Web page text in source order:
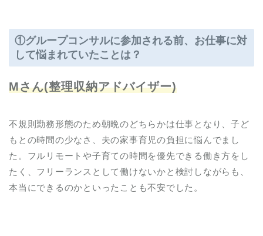
①グループコンサルに参加される前、お仕事に対
して悩まれていたことは？
Mさん(整理収納アドバイザー)
不規則勤務形態のため朝晩のどちらかは仕事となり、子ど
もとの時間の少なさ、夫の家事育児の負担に悩んでまし
た。フルリモートや子育ての時間を優先できる働き方をし
たく、フリーランスとして働けないかと検討しながらも、
本当にできるのかといったことも不安でした。